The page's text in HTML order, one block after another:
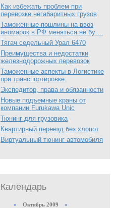
Как избежать проблем при
перевозке негабаритных грузов
Таможенные пошлины на ввоз
иномарок в РФ меняться не бу ...
Тягач седельный Урал 6470
Преимущества и недостатки
железнодорожных перевозок
Таможенные аспекты в Логистике
при транспортировке.
Экспедитор, права и обязанности
Новые подъемные краны от
компании Furukawa Unic
Тюнинг для грузовика
Квартирный переезд без хлопот
Виртуальный тюнинг автомобиля
Календарь
« Октябрь 2009 »